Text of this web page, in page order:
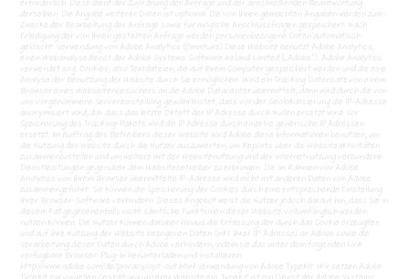
derselben. Die Angabe weiterer Daten ist optional. Die von Ihnen gemachten Angaben werden zum
Zwecke der Bearbeitung der Anfrage sowie für mögliche Anschlussfragen gespeichert. Nach
Erledigung der von Ihnen gestellten Anfrage werden personenbezogene Daten automatisch
gelöscht. Verwendung von Adobe Analytics (Omniture) Diese Website benutzt Adobe Analytics,
einen Webanalysedienst der Adobe Systems Software Ireland Limited („Adobe“). Adobe Analytics
verwendet sog. Cookies, also Textdateien, die auf Ihrem Computer gespeichert werden und die eine
Analyse der Benutzung der Website durch Sie ermöglichen. Wird ein Tracking Datensatz von einem
Browser eines Webseitenbesuchers an die Adobe Datacenter übermittelt, dann wird durch die von
uns vorgenommene Servereinstellung gewährleistet, dass vor der Geolokalisierung die IP-Adresse
anonymisiert wird, d.h. dass das letzte Oktett der IP Adresse durch Nullen ersetzt wird. Vor
Speicherung des Tracking-Pakets wird die IP Adresse durch einzelne generische IP Adressen
ersetzt. Im Auftrag des Betreibers dieser Website wird Adobe diese Informationen benutzen, um
die Nutzung der Website durch die Nutzer auszuwerten, um Reports über die Websiteaktivitäten
zusammenzustellen und um weitere mit der Websitenutzung und der Internetnutzung verbundene
Dienstleistungen gegenüber dem Websitebetreiber zu erbringen. Die im Rahmen von Adobe
Analytics von Ihrem Browser übermittelte IP-Adresse wird nicht mit anderen Daten von Adobe
zusammengeführt. Sie können die Speicherung der Cookies durch eine entsprechende Einstellung
Ihrer Browser-Software verhindern. Dieses Angebot weist die Nutzer jedoch darauf hin, dass Sie in
diesem Fall gegebenenfalls nicht sämtliche Funktionen dieser Website vollumfänglich werden
nutzen können. Die Nutzer können darüber hinaus die Erfassung der durch das Cookie erzeugten
und auf ihre Nutzung der Website bezogenen Daten (inkl. Ihrer IP-Adresse) an Adobe sowie die
Verarbeitung dieser Daten durch Adobe verhindern, indem sie das unter dem folgenden Link
verfügbare Browser-Plug-In herunterladen und installieren:
http://www.adobe.com/de/privacy/opt-out.html Verwendung von Adobe Typekit. Wir setzen Adobe